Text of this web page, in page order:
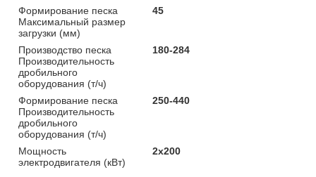
Формирование песка
Максимальный размер
загрузки (мм)
45
Производство песка
Производительность
дробильного
оборудования (т/ч)
180-284
Формирование песка
Производительность
дробильного
оборудования (т/ч)
250-440
Мощность
электродвигателя (кВт)
2x200